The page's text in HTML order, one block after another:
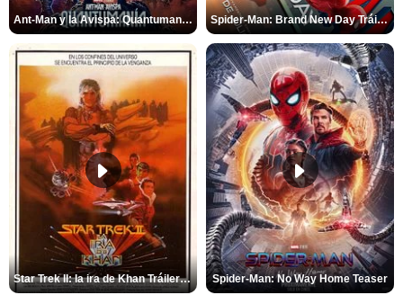
Ant-Man y la Avispa: Quantumanía Tráiler (2) Spider-Man: Brand New Day Tráiler (3)
Star Trek II: la ira de Khan Tráiler VO Spider-Man: No Way Home Teaser